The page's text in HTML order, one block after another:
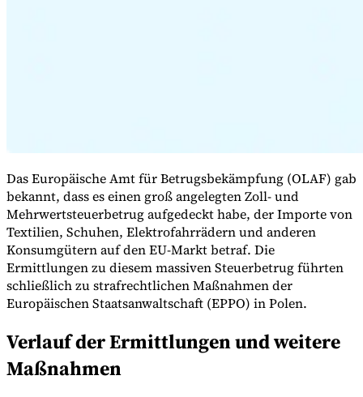
Werkzeuge
Das Europäische Amt für Betrugsbekämpfung (OLAF) gab
bekannt, dass es einen groß angelegten Zoll- und
Mehrwertsteuerbetrug aufgedeckt habe, der Importe von
Textilien, Schuhen, Elektrofahrrädern und anderen
Konsumgütern auf den EU-Markt betraf. Die
Ermittlungen zu diesem massiven Steuerbetrug führten
schließlich zu strafrechtlichen Maßnahmen der
Europäischen Staatsanwaltschaft (EPPO) in Polen.
Verlauf der Ermittlungen und weitere
Maßnahmen